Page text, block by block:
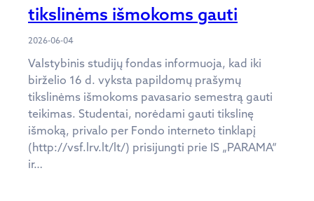
tikslinėms išmokoms gauti
2026-06-04
Valstybinis studijų fondas informuoja, kad iki
birželio 16 d. vyksta papildomų prašymų
tikslinėms išmokoms pavasario semestrą gauti
teikimas. Studentai, norėdami gauti tikslinę
išmoką, privalo per Fondo interneto tinklapį
(http://vsf.lrv.lt/lt/) prisijungti prie IS „PARAMA“
ir…